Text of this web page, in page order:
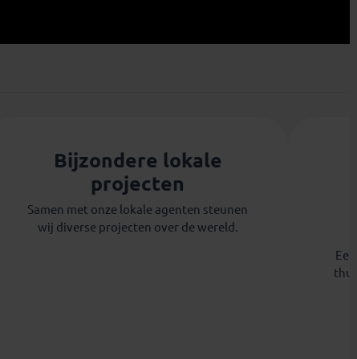
Bijzondere lokale
projecten
Samen met onze lokale agenten steunen
wij diverse projecten over de wereld.
Eet
Thierry